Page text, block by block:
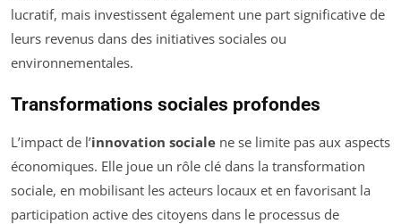
lucratif, mais investissent également une part significative de
leurs revenus dans des initiatives sociales ou
environnementales.
Transformations sociales profondes
L’impact de l’innovation sociale ne se limite pas aux aspects
économiques. Elle joue un rôle clé dans la transformation
sociale, en mobilisant les acteurs locaux et en favorisant la
participation active des citoyens dans le processus de